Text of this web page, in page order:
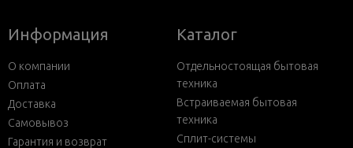
Информация
О компании
Оплата
Доставка
Самовывоз
Гарантия и возврат
Каталог
Отдельностоящая бытовая
техника
Встраиваемая бытовая
техника
Сплит-системы